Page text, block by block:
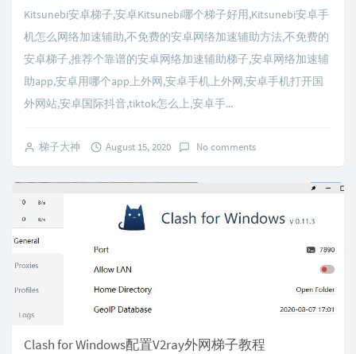
Kitsunebi安卓梯子,安卓Kitsunebi哪个梯子好用,Kitsunebi安卓手
机怎么网络加速辅助,不免费的安卓网络加速辅助方法,不免费的
安卓梯子,推荐个靠谱的安卓网络加速辅助梯子,安卓网络加速辅
助app,安卓用哪个app上外网,安卓手机上外网,安卓手机打开国
外网站,安卓国际抖音,tiktok怎么上,安卓手...
梯子大神 August 15, 2020 No comments
Clash for Windows配置V2ray外网梯子教程